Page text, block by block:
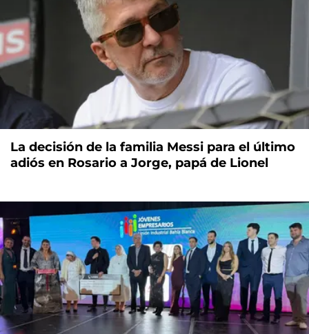
La decisión de la familia Messi para el último
adiós en Rosario a Jorge, papá de Lionel